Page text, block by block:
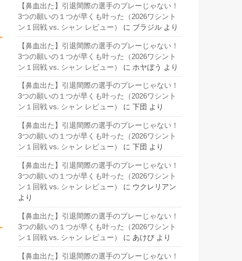
【鼻血出た】引退間際の選手のプレーじゃない！
3つの願いの１つが早くも叶った（2026ワシント
ン１回戦 vs. シャン レビュー）
に ブラジル より
【鼻血出た】引退間際の選手のプレーじゃない！
3つの願いの１つが早くも叶った（2026ワシント
ン１回戦 vs. シャン レビュー）
に ホヤぼう より
【鼻血出た】引退間際の選手のプレーじゃない！
3つの願いの１つが早くも叶った（2026ワシント
ン１回戦 vs. シャン レビュー）
に 下団 より
【鼻血出た】引退間際の選手のプレーじゃない！
3つの願いの１つが早くも叶った（2026ワシント
ン１回戦 vs. シャン レビュー）
に 下団 より
【鼻血出た】引退間際の選手のプレーじゃない！
3つの願いの１つが早くも叶った（2026ワシント
ン１回戦 vs. シャン レビュー）
に ウクレリアン
より
【鼻血出た】引退間際の選手のプレーじゃない！
3つの願いの１つが早くも叶った（2026ワシント
ン１回戦 vs. シャン レビュー）
に あけび より
【鼻血出た】引退間際の選手のプレーじゃない！